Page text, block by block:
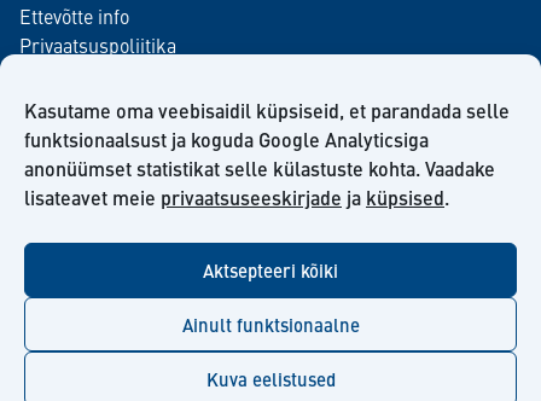
Kasutame oma veebisaidil küpsiseid, et parandada selle
funktsionaalsust ja koguda Google Analyticsiga
anonüümset statistikat selle külastuste kohta. Vaadake
lisateavet meie privaatsuseeskirjade ja küpsised.
Aktsepteeri kõiki
Ainult funktsionaalne
Kuva eelistused
Ettevõtte info
Privaatsuspoliitika
Meediale
Telli meie uudiskiri
Kiilto Eesti OÜ müügilepingu tingimused
youtube